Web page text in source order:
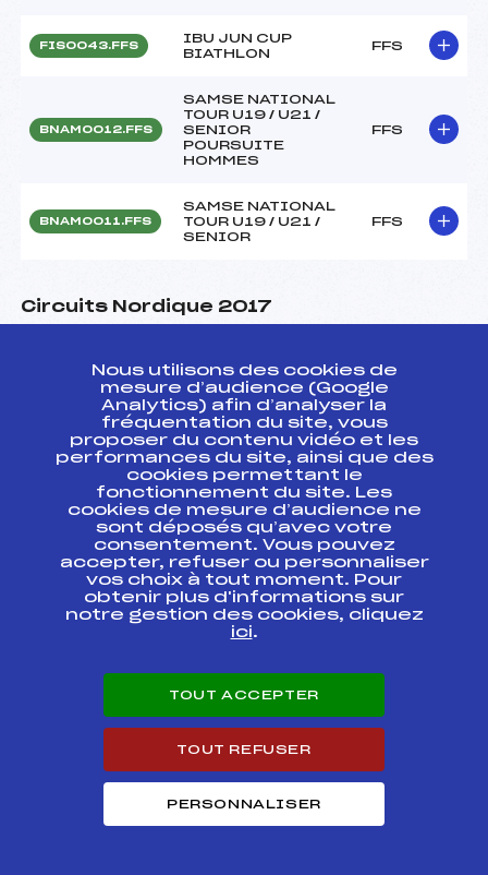
FIS0043.FFS
IBU JUN CUP
BIATHLON
FFS
BNAM0012.FFS
SAMSE NATIONAL
TOUR U19 / U21 /
SENIOR
POURSUITE
HOMMES
FFS
BNAM0011.FFS
SAMSE NATIONAL
TOUR U19 / U21 /
SENIOR
FFS
Circuits Nordique 2017
Circuits
SAMSE BIATHLON NATIONAL TOUR U21
Résultats Nordique 2016
Course Cat.
BNAM0123.FFS
BIATHLON SUMMER
TOUR – CHPS
FRANCE ETE U19 et
FFS
TOUR – CHPS
FRANCE ETE U19-
U21
FRANCE SENIORS
Nous utilisons des cookies de
mesure d’audience (Google
Analytics) afin d’analyser la
fréquentation du site, vous
proposer du contenu vidéo et les
performances du site, ainsi que des
cookies permettant le
fonctionnement du site. Les
cookies de mesure d’audience ne
sont déposés qu’avec votre
consentement. Vous pouvez
accepter, refuser ou personnaliser
vos choix à tout moment. Pour
obtenir plus d'informations sur
notre gestion des cookies, cliquez
ici.
TOUT ACCEPTER
TOUT REFUSER
PERSONNALISER